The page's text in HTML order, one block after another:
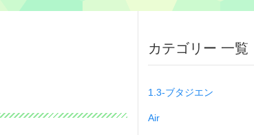
カテゴリー 一覧
1.3-ブタジエン
Air